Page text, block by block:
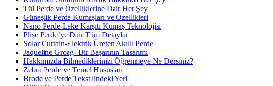
Tül Perde ve Özelliklerine Dair Her Şey
Güneşlik Perde Kumaşları ve Özellikleri
Nano Perde-Leke Karşıtı Kumaş Teknolojisi
Plise Perde’ye Dair Tüm Detaylar
Solar Curtain-Elektrik Üreten Akıllı Perde
Jaqueline Groag- Bir Başarının Tasarımı
Hakkımızda Bilmediklerinizi Öğrenmeye Ne Dersiniz?
Zebra Perde ve Temel Hususları
Brode ve Perde Tekstilindeki Yeri